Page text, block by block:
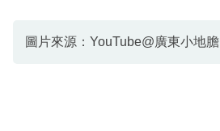
圖片來源：YouTube@廣東小地膽